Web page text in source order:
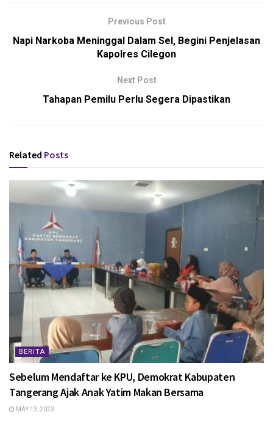
Previous Post
Napi Narkoba Meninggal Dalam Sel, Begini Penjelasan
Kapolres Cilegon
Next Post
Tahapan Pemilu Perlu Segera Dipastikan
Related Posts
BERITA
Sebelum Mendaftar ke KPU, Demokrat Kabupaten
Tangerang Ajak Anak Yatim Makan Bersama
MAY 13, 2023